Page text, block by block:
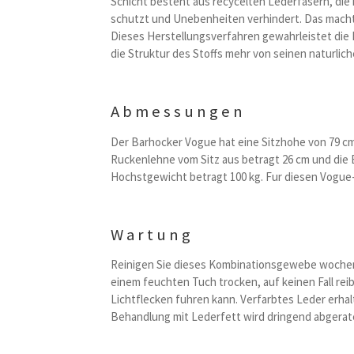
schutzt und Unebenheiten verhindert. Das
Dieses Herstellungsverfahren gewahrleistet die
die Struktur des Stoffs mehr von seinen
Abmessungen
Der Barhocker Vogue hat eine Sitzhohe von 79
Ruckenlehne vom Sitz aus betragt 26 cm und
Hochstgewicht betragt 100 kg. Fur diesen
Wartung
Reinigen Sie dieses Kombinationsgewebe
einem feuchten Tuch trocken, auf keinen Fall
Lichtflecken fuhren kann. Verfarbtes Leder
Behandlung mit Lederfett wird dringend